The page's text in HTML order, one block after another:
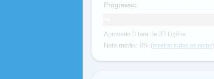
Progresso:
Aprovado 0 fora de 23 Lições
Nota média: 0% (mostrar todas as notas)